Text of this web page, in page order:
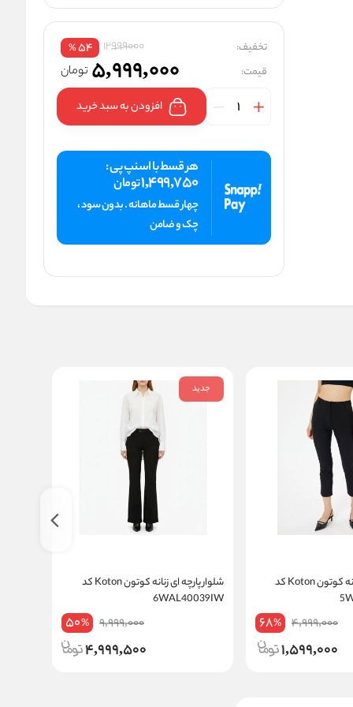
تخفیف: 12999000
54
%
قیمت: 5,999,000 تومان
افزودن به سبد خرید
هر قسط با اسنپ پی :
1,499,750تومان
چهار قسط ماهانه . بدون سود ،
چک و ضامن
شلوار پارچه ای زنانه کوتون Koton کد
4,999,000
68%
1,599,000
جدید
شلوار پارچه ای زنانه کوتون Koton کد
6WAL40039IW
9,999,000
50%
4,999,500